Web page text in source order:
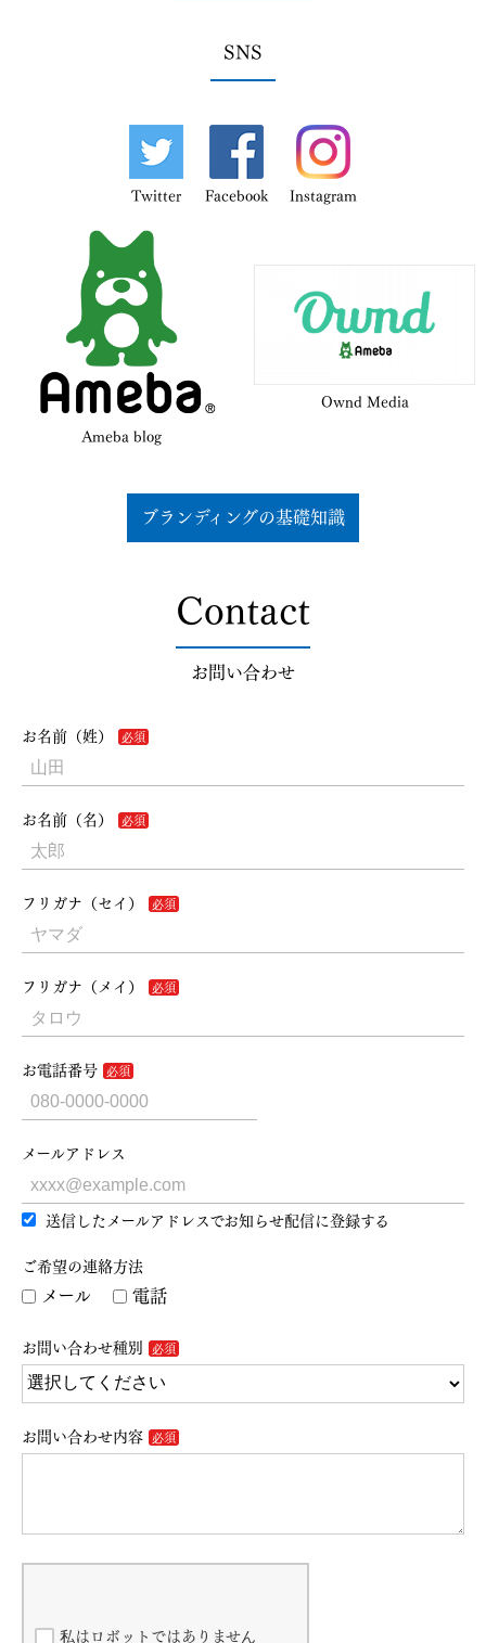
SNS
Twitter Facebook Instagram
Ameba blog
Ownd Media
ブランディングの基礎知識
Contact
お問い合わせ
お名前（姓）
お名前（名）
フリガナ（セイ）
フリガナ（メイ）
お電話番号
メールアドレス
送信したメールアドレスでお知らせ配信に登録する
ご希望の連絡方法
メール 電話
お問い合わせ種別
お問い合わせ内容
私はロボットではありません